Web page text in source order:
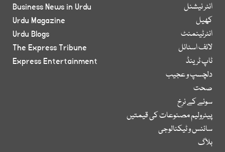
انٹر نیشنل
کھیل
انٹرٹینمنٹ
لائف اسٹائل
ٹاپ ٹرینڈ
دلچسپ و عجیب
صحت
سونے کے نرخ
پیٹرولیم مصنوعات کی قیمتیں
سائنس و ٹیکنالوجی
بلاگ
Business News in Urdu
Urdu Magazine
Urdu Blogs
The Express Tribune
Express Entertainment